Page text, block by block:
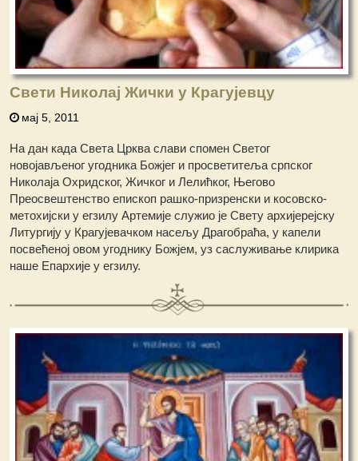
Свети Николај Жички у Крагујевцу
мај 5, 2011
На дан када Света Црква слави спомен Светог
новојављеног угодника Божјег и просветитеља српског
Николаја Охридског, Жичког и Лелићког, Његово
Преосвештенство епископ рашко-призренски и косовско-
метохијски у егзилу Артемије служио је Свету архијерејску
Литургију у Крагујевачком насељу Драгобраћа, у капели
посвећеној овом угоднику Божјем, уз саслуживање клирика
наше Епархије у егзилу.